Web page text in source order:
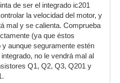
de ser el integrado ic201
la velocidad del motor, y
mal y se calienta. Comprueba
(ya que éstos
aunque seguramente estén
no le vendrá mal al
Q1, Q2, Q3, Q201 y